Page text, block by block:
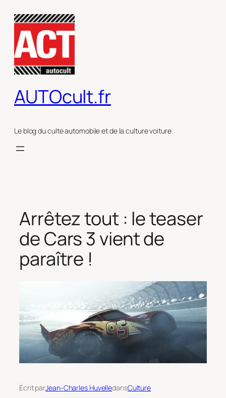
contenu
AUTOcult.fr
Le blog du culte automobile et de la culture voiture
Arrêtez tout : le teaser
de Cars 3 vient de
paraître !
Écrit parJean-Charles HuvelledansCulture